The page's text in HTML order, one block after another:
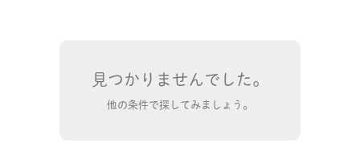
見つかりませんでした。
他の条件で探してみましょう。